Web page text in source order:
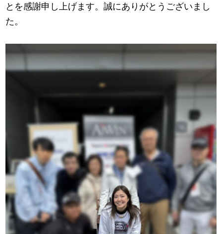
とを感謝申し上げます。誠にありがとうございまし
た。